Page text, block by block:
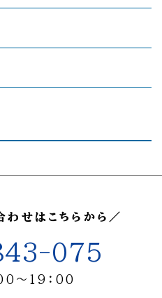
わせはこちらから／
075
～19：00